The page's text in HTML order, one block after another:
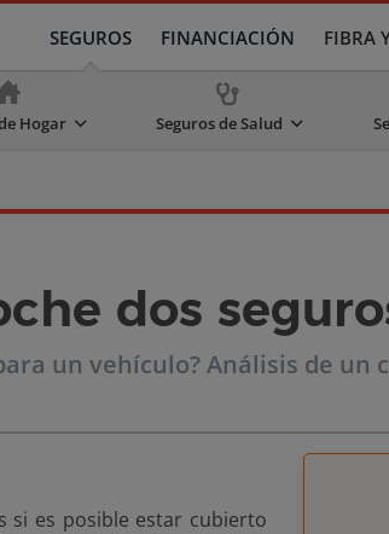
SEGUROS FINANCIACIÓN FIBRA
Hogar Seguros de Salud
dos
un vehículo? Análisis de un
si es posible estar cubierto